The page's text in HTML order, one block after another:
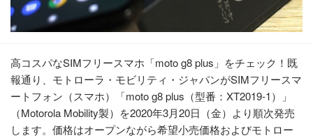
高コスパなSIMフリースマホ「moto g8 plus」をチェック！既
報通り、モトローラ・モビリティ・ジャパンがSIMフリースマ
ートフォン（スマホ）「moto g8 plus（型番：XT2019-1）」
（Motorola Mobility製）を2020年3月20日（金）より順次発売
します。価格はオープンながら希望小売価格およびモトロー